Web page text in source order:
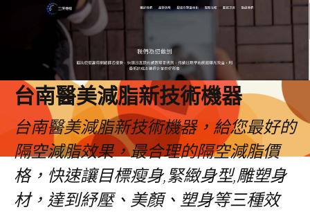
台南醫美減脂新技術機器
台南醫美減脂新技術機器，給您最好的
隔空減脂效果，最合理的隔空減脂價
格，快速讓目標瘦身,緊緻身型,雕塑身
材，達到紓壓、美顏、塑身等三種效